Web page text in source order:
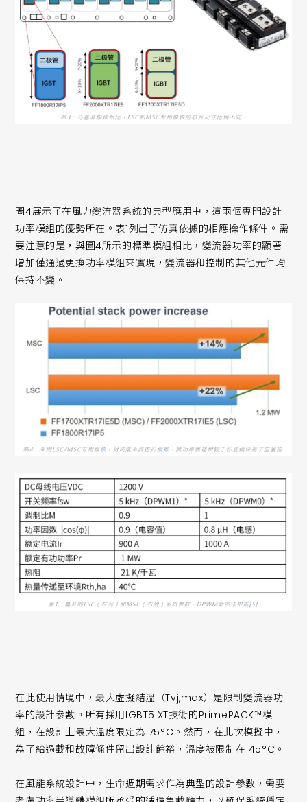
圖4展示了在風力變流器系統的典型應用中，這兩個專門設計
功率模組的優勢所在。表1列出了仿真依據的相應操作條件。需
要注意的是，與圖4所示的標準模組相比，變流器功率的顯著
增加僅通過更換功率模組來實現，變流器和控制的其他元件均
保持不變。
在此使用情境中，最大虛擬結溫（Tvj,max）是限制變流器功
率的設計參數。所有採用IGBT5.XT技術的PrimePACK™模
組，在設計上最大溫度限定為175°C。然而，在此次模擬中，
為了給過載和故障條件留出設計餘裕，溫度被限制在145°C。
在風能系統設計中，生命週期需求作為典型的設計參數，需要